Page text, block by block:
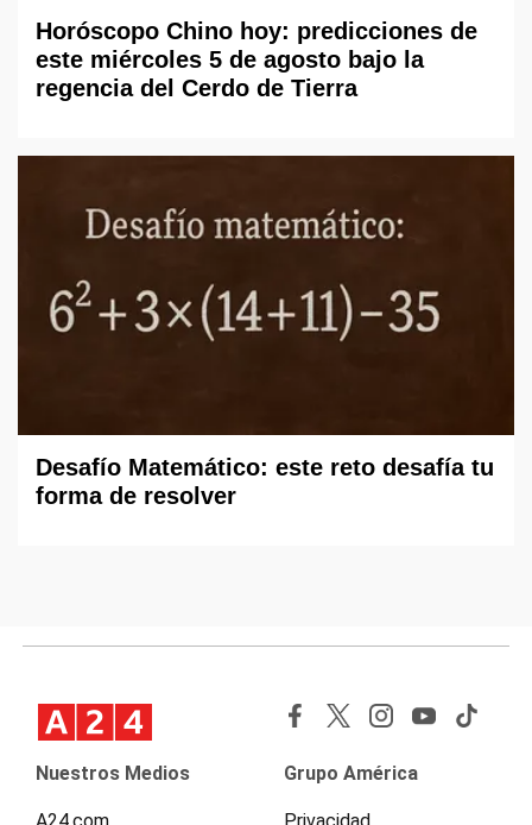
Horóscopo Chino hoy: predicciones de
este miércoles 5 de agosto bajo la
regencia del Cerdo de Tierra
Desafío Matemático: este reto desafía tu
forma de resolver
Nuestros Medios Grupo América